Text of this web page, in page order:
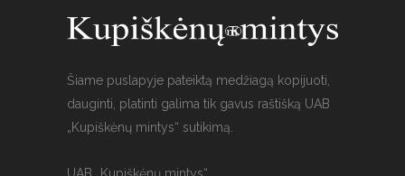
Šiame puslapyje pateiktą medžiagą kopijuoti,
dauginti, platinti galima tik gavus raštišką UAB
„Kupiškėnų mintys“ sutikimą.
UAB „Kupiškėnų mintys“,